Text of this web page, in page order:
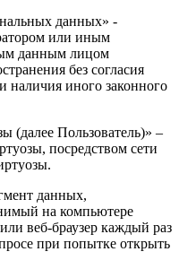
данных» -
или иным
данным лицом
без согласия
наличия иного законного
(далее Пользователь)» –
посредством сети
данных,
на компьютере
веб-браузер каждый раз
при попытке открыть